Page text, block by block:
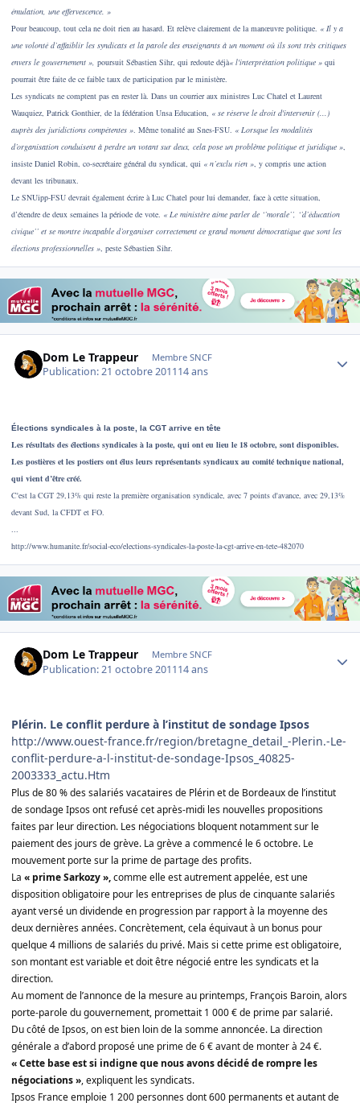
émulation, une effervescence. »
Pour beaucoup, tout cela ne doit rien au hasard. Et relève clairement de la manœuvre politique. « Il y a
une volonté d’affaiblir les syndicats et la parole des enseignants à un moment où ils sont très critiques
envers le gouvernement », poursuit Sébastien Sihr, qui redoute déjà« l'interprétation politique » qui
pourrait être faite de ce faible taux de participation par le ministère.
Les syndicats ne comptent pas en rester là. Dans un courrier aux ministres Luc Chatel et Laurent
Wauquiez, Patrick Gonthier, de la fédération Unsa Education, « se réserve le droit d'intervenir (...)
auprès des juridictions compétentes ». Même tonalité au Snes-FSU. « Lorsque les modalités
d’organisation conduisent à perdre un votant sur deux, cela pose un problème politique et juridique »,
insiste Daniel Robin, co-secrétaire général du syndicat, qui « n’exclu rien », y compris une action
devant les tribunaux.
Le SNUipp-FSU devrait également écrire à Luc Chatel pour lui demander, face à cette situation,
d’étendre de deux semaines la période de vote. « Le ministère aime parler de ‘’morale’’, ‘’d’éducation
civique’’ et se montre incapable d’organiser correctement ce grand moment démocratique que sont les
élections professionnelles », peste Sébastien Sihr.
Dom Le Trappeur Membre SNCF
Publication:21 octobre 201114 ans
Élections syndicales à la poste, la CGT arrive en tête
Les résultats des élections syndicales à la poste, qui ont eu lieu le 18 octobre, sont disponibles.
Les postières et les postiers ont élus leurs représentants syndicaux au comité technique national,
qui vient d’être créé.
C'est la CGT 29,13% qui reste la première organisation syndicale, avec 7 points d'avance, avec 29,13%
devant Sud, la CFDT et FO.
...
http://www.humanite.fr/social-eco/elections-syndicales-la-poste-la-cgt-arrive-en-tete-482070
Dom Le Trappeur Membre SNCF
Publication:21 octobre 201114 ans
Plérin. Le conflit perdure à l’institut de sondage Ipsos
http://www.ouest-france.fr/region/bretagne_detail_-Plerin.-Le-
conflit-perdure-a-l-institut-de-sondage-Ipsos_40825-
2003333_actu.Htm
Plus de 80 % des salariés vacataires de Plérin et de Bordeaux de l’institut
de sondage Ipsos ont refusé cet après-midi les nouvelles propositions
faites par leur direction. Les négociations bloquent notamment sur le
paiement des jours de grève. La grève a commencé le 6 octobre. Le
mouvement porte sur la prime de partage des profits.
La « prime Sarkozy »,comme elle est autrement appelée, est une
disposition obligatoire pour les entreprises de plus de cinquante salariés
ayant versé un dividende en progression par rapport à la moyenne des
deux dernières années. Concrètement, cela équivaut à un bonus pour
quelque 4 millions de salariés du privé. Mais si cette prime est obligatoire,
son montant est variable et doit être négocié entre les syndicats et la
direction.
Au moment de l’annonce de la mesure au printemps, François Baroin, alors
porte-parole du gouvernement, promettait 1 000 € de prime par salarié.
Du côté de Ipsos, on est bien loin de la somme annoncée. La direction
générale a d’abord proposé une prime de 6 € avant de monter à 24 €.
« Cette base est si indigne que nous avons décidé de rompre les
négociations », expliquent les syndicats.
Ipsos France emploie 1 200 personnes dont 600 permanents et autant de